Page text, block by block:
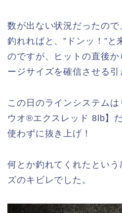
数が出ない状況だったの
釣れればと、”ドンッ！”と
のですが、ヒットの直後
ージサイズを確信させる引
この日のラインシステム
ウオ®エクスレッド 8lb】
使わずに抜き上げ！
何とか釣れてくれたという
ズのキビレでした。